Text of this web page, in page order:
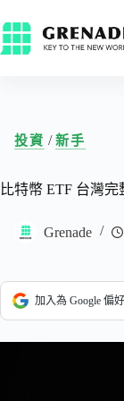
投資 /新手
比特幣 ETF 台灣
Grenade
加入為 Google 偏